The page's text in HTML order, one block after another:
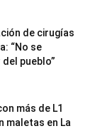
de cirugías
“No se
pueblo”
más de L1
maletas en La